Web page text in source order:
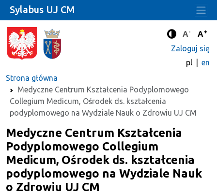
Tryb
A- A+
Zaloguj się
pl
en
Strona główna
Medyczne Centrum Kształcenia Podyplomowego
Collegium Medicum, Ośrodek ds. kształcenia
podyplomowego na Wydziale Nauk o Zdrowiu UJ CM
Sylabus UJ CM
Medyczne Centrum Kształcenia
Podyplomowego Collegium
Medicum, Ośrodek ds. kształcenia
podyplomowego na Wydziale Nauk
o Zdrowiu UJ CM